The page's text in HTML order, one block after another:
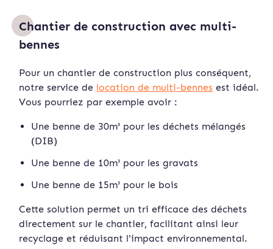
Chantier de construction avec multi-
bennes
Pour un chantier de construction plus conséquent,
notre service de location de multi-bennes est idéal.
Vous pourriez par exemple avoir :
Une benne de 30m³ pour les déchets mélangés
(DIB)
Une benne de 10m³ pour les gravats
Une benne de 15m³ pour le bois
Cette solution permet un tri efficace des déchets
directement sur le chantier, facilitant ainsi leur
recyclage et réduisant l'impact environnemental.